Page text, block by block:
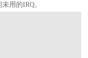
用的IRQ。